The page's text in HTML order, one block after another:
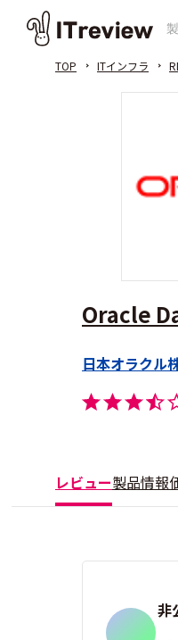
TOP ITインフラ
Oracle
日本オラクル
レビュー製品情報
非